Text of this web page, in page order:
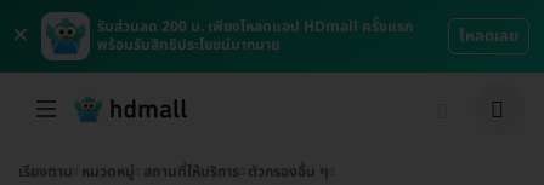
×
รับส่วนลด 200 บ. เพียงโหลดแอป HDmall ครั้งแรก
พร้อมรับสิทธิประโยชน์มากมาย
โหลดเลย
เรียงตาม หมวดหมู่ สถานที่ให้บริการ ตัวกรองอื่น ๆ